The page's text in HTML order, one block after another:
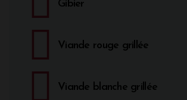
Gibier
Viande rouge grillée
Viande blanche grillée